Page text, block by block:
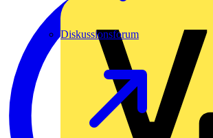
Diskussionsforum